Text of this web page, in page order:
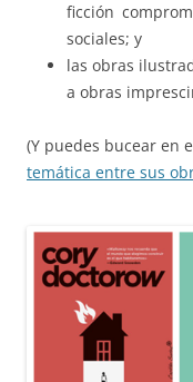
ficción
sociales; y
las obras
a obras
(Y puedes bucear en
temática entre sus